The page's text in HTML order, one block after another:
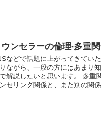
ウンセラーの倫理-多重
などで話題に上がってきてい
ながら、一般の方にはあまり
解説したいと思います。 多重
セリング関係と、また別の関係